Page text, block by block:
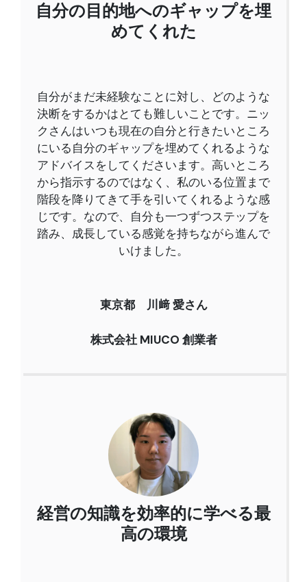
自分の目的地へのギャップを埋
めてくれた
自分がまだ未経験なことに対し、どのような
決断をするかはとても難しいことです。ニッ
クさんはいつも現在の自分と行きたいところ
にいる自分のギャップを埋めてくれるような
アドバイスをしてくださいます。高いところ
から指示するのではなく、私のいる位置まで
階段を降りてきて手を引いてくれるような感
じです。なので、自分も一つずつステップを
踏み、成長している感覚を持ちながら進んで
いけました。
東京都 川﨑 愛さん
株式会社 MIUCO 創業者
経営の知識を効率的に学べる最
高の環境